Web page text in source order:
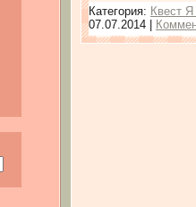
Категория: Квест
07.07.2014 |